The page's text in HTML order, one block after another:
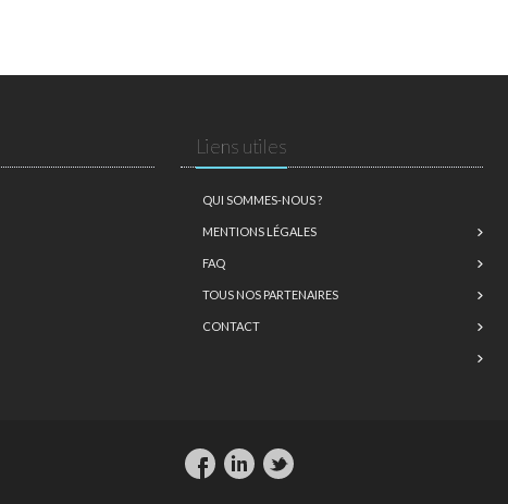
Liens utiles
QUI SOMMES-NOUS ?
MENTIONS LÉGALES
FAQ
TOUS NOS PARTENAIRES
CONTACT